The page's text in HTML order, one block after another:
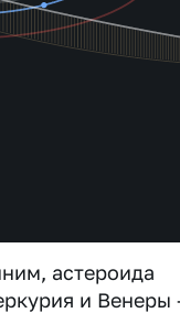
астероида
и Венеры